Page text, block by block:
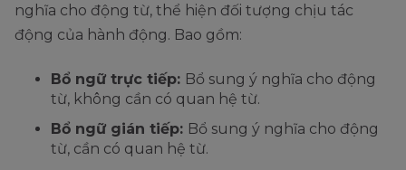
nghĩa cho động từ, thể hiện đối tượng chịu tác
động của hành động. Bao gồm:
Bổ ngữ trực tiếp: Bổ sung ý nghĩa cho động
từ, không cần có quan hệ từ.
Bổ ngữ gián tiếp: Bổ sung ý nghĩa cho động
từ, cần có quan hệ từ.